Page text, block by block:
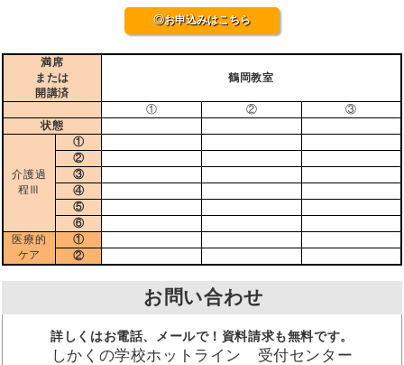
◎お申込みはこちら
満席
または
開講済
鶴岡教室
① ②
③
状態
介護過
程Ⅲ
①
②
③
④
⑤
⑥
医療的
ケア
①
②
お問い合わせ
詳しくはお電話、メールで！資料請求も無料です。
しかくの学校ホットライン 受付センター